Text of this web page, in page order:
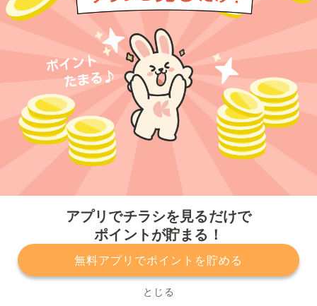
アプリでチラシを見るだけで
ポイントが貯まる！
無料アプリでポイントを貯める
とじる
プライバシーポリシー 利用規約
運営会社
サービスに関してのお問い合わせ